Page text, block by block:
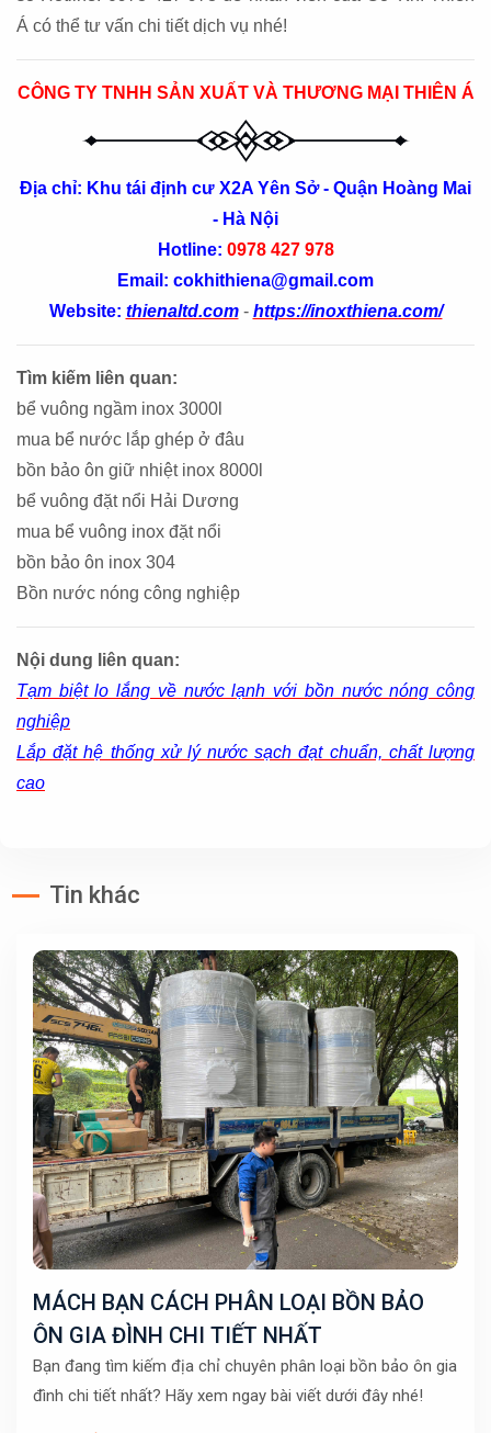
Á có thể tư vấn chi tiết dịch vụ nhé!
CÔNG TY TNHH SẢN XUẤT VÀ THƯƠNG MẠI THIÊN Á
Địa chỉ: Khu tái định cư X2A Yên Sở - Quận Hoàng Mai
- Hà Nội
Hotline: 0978 427 978
Email: cokhithiena@gmail.com
Website: thienaltd.com- https://inoxthiena.com/
Tìm kiếm liên quan:
bể vuông ngầm inox 3000l
mua bể nước lắp ghép ở đâu
bồn bảo ôn giữ nhiệt inox 8000l
bể vuông đặt nổi Hải Dương
mua bể vuông inox đặt nổi
bồn bảo ôn inox 304
Bồn nước nóng công nghiệp
Nội dung liên quan:
Tạm biệt lo lắng về nước lạnh với bồn nước nóng công
nghiệp
Lắp đặt hệ thống xử lý nước sạch đạt chuẩn, chất lượng
cao
Tin khác
MÁCH BẠN CÁCH PHÂN LOẠI BỒN BẢO
ÔN GIA ĐÌNH CHI TIẾT NHẤT
Bạn đang tìm kiếm địa chỉ chuyên phân loại bồn bảo ôn gia
đình chi tiết nhất? Hãy xem ngay bài viết dưới đây nhé!